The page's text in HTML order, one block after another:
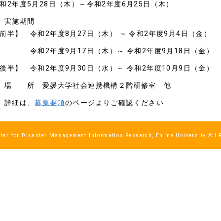
2年度5月28日（木）～令和2年度6月25日（木）
施期間
前半】 令和2年度8月27日（木） ～ 令和2年度9月4日（金）
令和2年度9月17日（木）～ 令和2年度9月18日（金）
後半】 令和2年度9月30日（水）～ 令和2年度10月9日（金）
所 愛媛大学社会連携機構２階研修室 他
細は、募集要項のページよりご確認ください
for Disaster Management Information Research, Ehime University All